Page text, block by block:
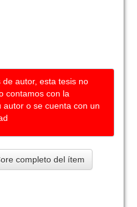
autor, esta tesis no
contamos con la
o se cuenta con un
completo del ítem